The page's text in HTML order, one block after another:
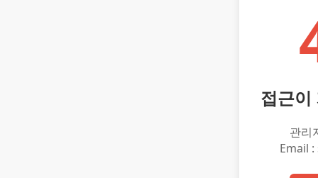
접근이
관리
Email